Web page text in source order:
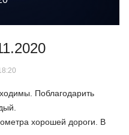
Поблагодарить
хорошей дороги. В